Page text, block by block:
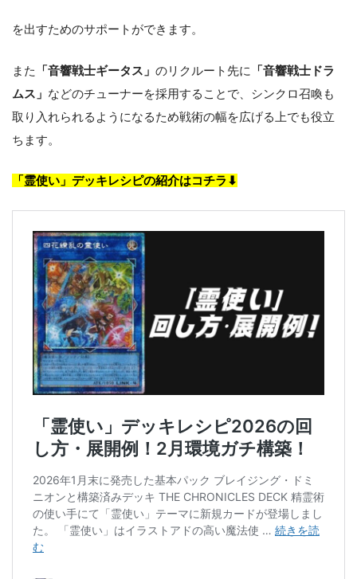
を出すためのサポートができます。
また 「音響戦士ギータス」 のリクルート先に
「音響戦士ドラ
ムス」 などのチューナーを採用することで、シンクロ召喚も
取り入れられるようになるため戦術の幅を広げる上でも役立
ちます。
「霊使い」デッキレシピの紹介はコチラ⬇︎